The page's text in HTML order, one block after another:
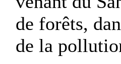
de forêts,
de la